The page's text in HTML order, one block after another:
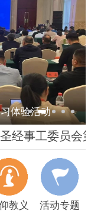
体验活动
经事工委员会
教义 活动专题